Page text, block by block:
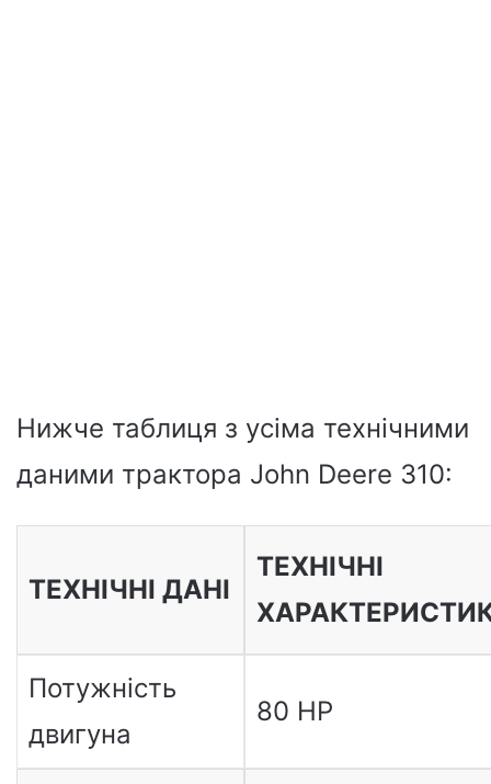
Нижче таблиця з усіма технічними
даними трактора John Deere 310:
ТЕХНІЧНІ ДАНІ
ТЕХНІЧНІ
Потужність
двигуна
80 HP